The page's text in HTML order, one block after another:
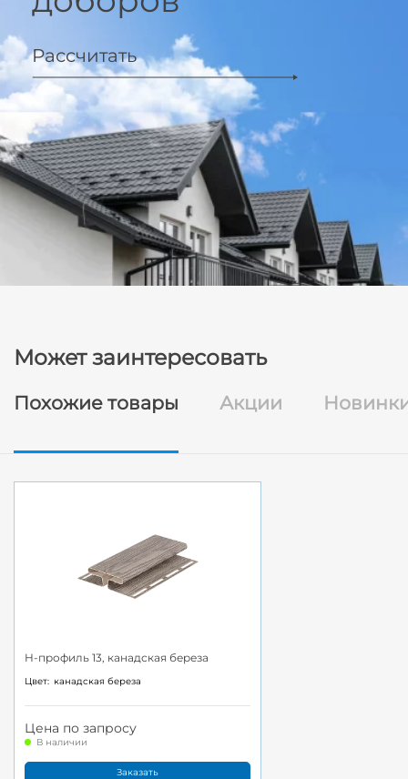
Рассчитать
Может заинтересовать
Похожие товары Акции
H-профиль 13, канадская береза
Цвет: канадская береза
Цена по запросу
В наличии
Заказать